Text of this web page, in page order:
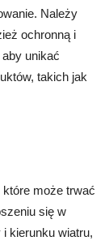
Należy
ochronną i
unikać
takich jak
może trwać
się w
kierunku wiatru,